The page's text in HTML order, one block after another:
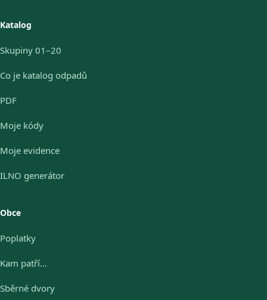
Katalog
Skupiny 01–20
Co je katalog odpadů
PDF
Moje kódy
Moje evidence
ILNO generátor
Obce
Poplatky
Kam patří…
Sběrné dvory